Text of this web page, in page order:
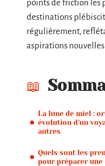
points de friction les
destinations
régulièrement,
aspirations
La lune de miel :
évolution d’un
autres
Quels sont les
pour préparer une